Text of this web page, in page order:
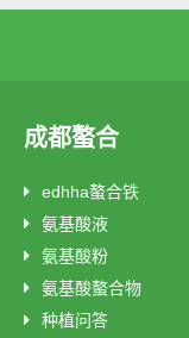
成都螯合
edhha螯合铁
氨基酸液
氨基酸粉
氨基酸螯合物
种植问答